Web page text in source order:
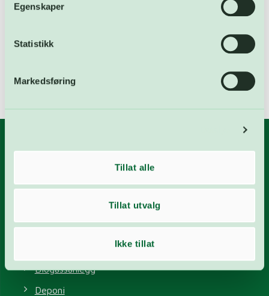
Egenskaper
Statistikk
Markedsføring
Tillat alle
Tillat utvalg
Ikke tillat
Ledige stillinger
Gjenvinningsstasjon
Energigjenvinningsanlegg
Avløpsrenseanlegg
Biogassanlegg
Deponi